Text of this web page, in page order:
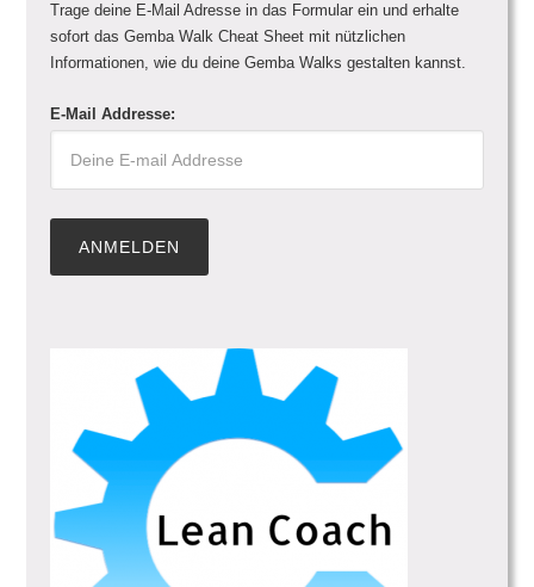
Trage deine E-Mail Adresse in das Formular ein und erhalte
sofort das Gemba Walk Cheat Sheet mit nützlichen
Informationen, wie du deine Gemba Walks gestalten kannst.
E-Mail Addresse: